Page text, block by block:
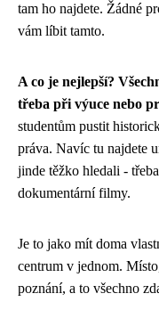
tam ho najdete. Žádné
vám líbit tamto.
A co je nejlepší?
třeba při výuce nebo
studentům pustit
práva. Navíc tu najdete
jinde těžko hledali -
dokumentární filmy.
Je to jako mít doma
centrum v jednom.
poznání, a to všechno